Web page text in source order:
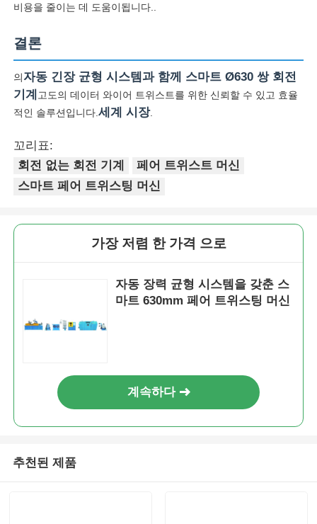
케이블 롤링 기계
스트리핑 압출기
비용을 줄이는 데 도움이됩니다..
결론
의자동 긴장 균형 시스템과 함께 스마트 Ø630 쌍 회전
기계 고도의 데이터 와이어 트위스트를 위한 신뢰할 수 있고 효율
적인 솔루션입니다.세계 시장.
꼬리표:
회전 없는 회전 기계
페어 트위스트 머신
스마트 페어 트위스팅 머신
가장 저렴 한 가격 으로
자동 장력 균형 시스템을 갖춘 스
마트 630mm 페어 트위스팅 머신
계속하다
추천된 제품